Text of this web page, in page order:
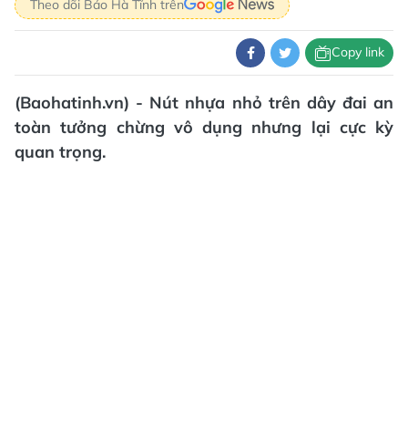
Theo dõi Báo Hà Tĩnh trên
Copy link
(Baohatinh.vn) - Nút nhựa nhỏ trên dây đai an
toàn tưởng chừng vô dụng nhưng lại cực kỳ
quan trọng.